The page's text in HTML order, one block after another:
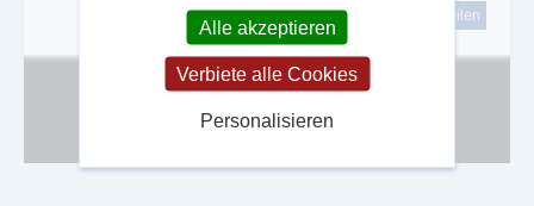
tweet teilen
Alle akzeptieren
Verbiete alle Cookies
Personalisieren